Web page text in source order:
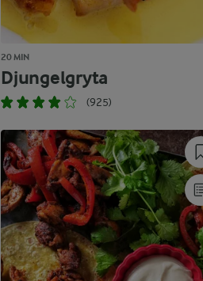
20 MIN
Djungelgryta
(925)